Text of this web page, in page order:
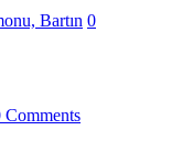
Bartın 0
Comments